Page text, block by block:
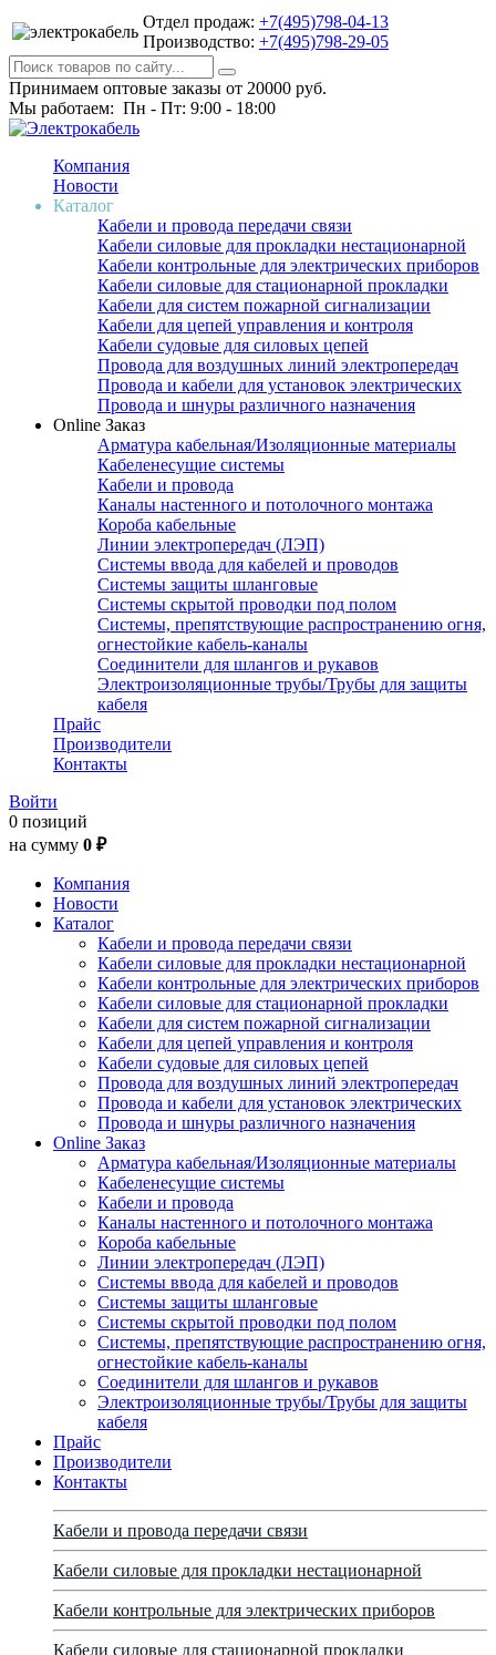
Отдел продаж: +7(495)798-04-13
Производство: +7(495)798-29-05
Принимаем оптовые заказы от 20000 руб.
Мы работаем: Пн - Пт: 9:00 - 18:00
Компания
Новости
Каталог
Кабели и провода передачи связи
Кабели силовые для прокладки нестационарной
Кабели контрольные для электрических приборов
Кабели силовые для стационарной прокладки
Кабели для систем пожарной сигнализации
Кабели для цепей управления и контроля
Кабели судовые для силовых цепей
Провода для воздушных линий электропередач
Провода и кабели для установок электрических
Провода и шнуры различного назначения
Online Заказ
Арматура кабельная/Изоляционные материалы
Кабеленесущие системы
Кабели и провода
Каналы настенного и потолочного монтажа
Короба кабельные
Линии электропередач (ЛЭП)
Системы ввода для кабелей и проводов
Системы защиты шланговые
Системы скрытой проводки под полом
Системы, препятствующие распространению огня,
огнестойкие кабель-каналы
Соединители для шлангов и рукавов
Электроизоляционные трубы/Трубы для защиты
кабеля
Прайс
Производители
Контакты
Войти
0 позиций
на сумму 0 ₽
Компания
Новости
Каталог
Кабели и провода передачи связи
Кабели силовые для прокладки нестационарной
Кабели контрольные для электрических приборов
Кабели силовые для стационарной прокладки
Кабели для систем пожарной сигнализации
Кабели для цепей управления и контроля
Кабели судовые для силовых цепей
Провода для воздушных линий электропередач
Провода и кабели для установок электрических
Провода и шнуры различного назначения
Online Заказ
Арматура кабельная/Изоляционные материалы
Кабеленесущие системы
Кабели и провода
Каналы настенного и потолочного монтажа
Короба кабельные
Линии электропередач (ЛЭП)
Системы ввода для кабелей и проводов
Системы защиты шланговые
Системы скрытой проводки под полом
Системы, препятствующие распространению огня,
огнестойкие кабель-каналы
Соединители для шлангов и рукавов
Электроизоляционные трубы/Трубы для защиты
кабеля
Прайс
Производители
Контакты
Кабели и провода передачи связи
Кабели силовые для прокладки нестационарной
Кабели контрольные для электрических приборов
Кабели силовые для стационарной прокладки